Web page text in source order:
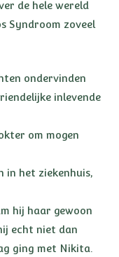
de hele wereld
Syndroom zoveel
ondervinden
inlevende
om mogen
in het ziekenhuis,
hij haar gewoon
echt niet dan
ging met Nikita.